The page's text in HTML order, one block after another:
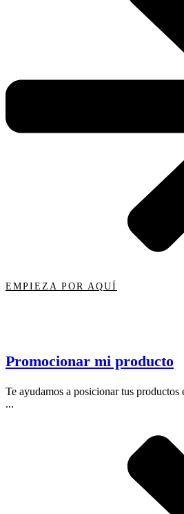
EMPIEZA POR AQUÍ
Promocionar mi producto
Te ayudamos a posicionar tus productos
...